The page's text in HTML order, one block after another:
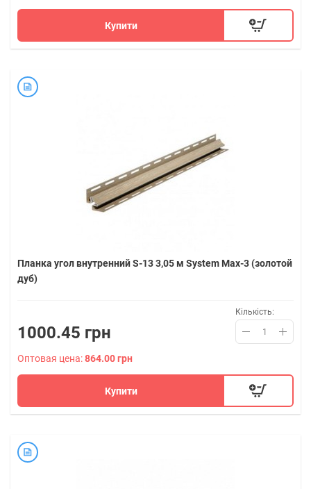
Купити
Планка угол внутренний S-13 3,05 м System Max-3 (золотой
дуб)
1000.45 грн
Кількість:
Оптовая цена:864.00 грн
Купити